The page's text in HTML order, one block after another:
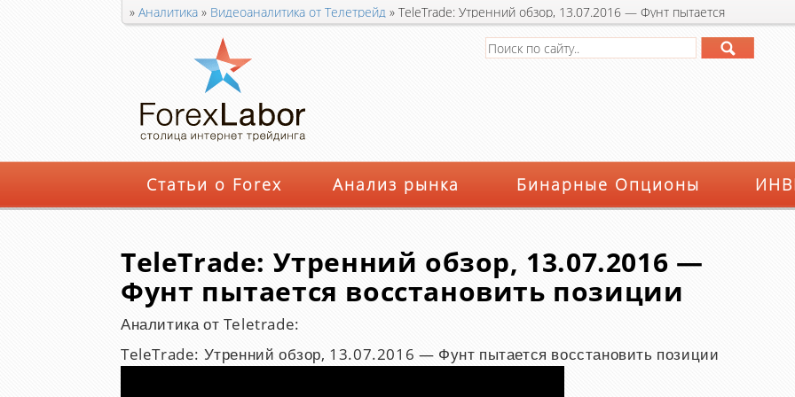
» Аналитика » Видеоаналитика от Телетрейд » TeleTrade: Утренний обзор, 13.07.2016 — Фунт пытается
восстановить позиции
Статьи о Forex Анализ рынка Бинарные Опционы
TeleTrade: Утренний обзор, 13.07.2016 —
Фунт пытается восстановить позиции
Аналитика от Teletrade:
TeleTrade: Утренний обзор, 13.07.2016 — Фунт пытается восстановить позиции